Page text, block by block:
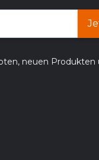
neuen Produkten